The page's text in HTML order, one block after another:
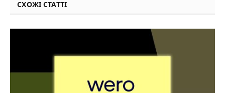
СХОЖІ СТАТТІ